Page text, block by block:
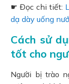
☛ Đọc chi tiết:
dạ dày uống
Cách sử
tốt cho
Người bị trào